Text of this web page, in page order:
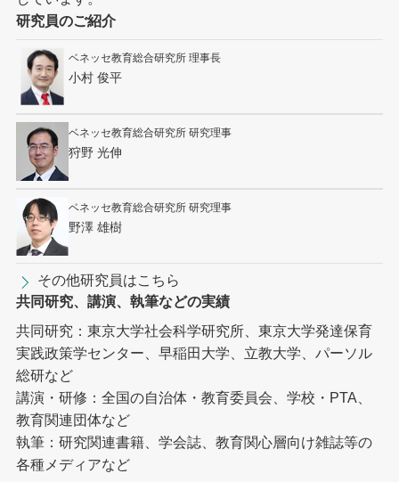
研究員のご紹介
ベネッセ教育総合研究所 理事長
小村 俊平
ベネッセ教育総合研究所 研究理事
狩野 光伸
ベネッセ教育総合研究所 研究理事
野澤 雄樹
その他研究員はこちら
共同研究、講演、執筆などの実績
共同研究：東京大学社会科学研究所、東京大学発達保育
実践政策学センター、早稲田大学、立教大学、パーソル
総研など
講演・研修：全国の自治体・教育委員会、学校・PTA、
教育関連団体など
執筆：研究関連書籍、学会誌、教育関心層向け雑誌等の
各種メディアなど